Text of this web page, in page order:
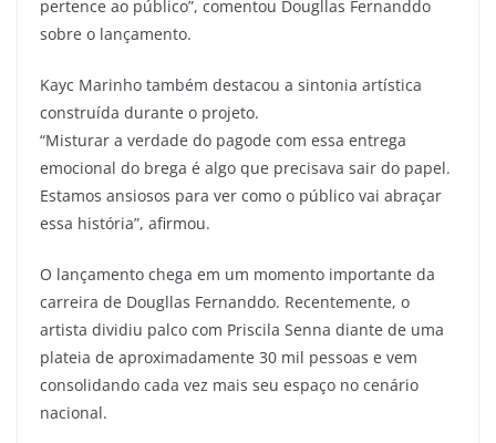
pertence ao público”, comentou Dougllas Fernanddo
sobre o lançamento.
Kayc Marinho também destacou a sintonia artística
construída durante o projeto.
“Misturar a verdade do pagode com essa entrega
emocional do brega é algo que precisava sair do papel.
Estamos ansiosos para ver como o público vai abraçar
essa história”, afirmou.
O lançamento chega em um momento importante da
carreira de Dougllas Fernanddo. Recentemente, o
artista dividiu palco com Priscila Senna diante de uma
plateia de aproximadamente 30 mil pessoas e vem
consolidando cada vez mais seu espaço no cenário
nacional.